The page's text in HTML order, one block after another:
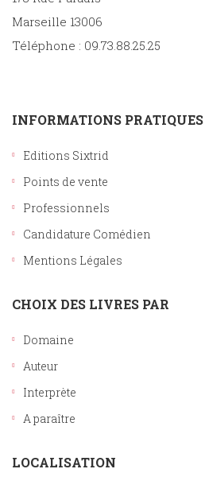
Marseille 13006
Téléphone : 09.73.88.25.25
INFORMATIONS PRATIQUES
Editions Sixtrid
Points de vente
Professionnels
Candidature Comédien
Mentions Légales
CHOIX DES LIVRES PAR
Domaine
Auteur
Interprète
A paraître
LOCALISATION